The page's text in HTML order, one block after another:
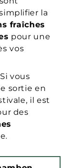
la
fraîches
pour une
vos
vous
sortie en
il est
des